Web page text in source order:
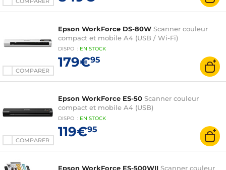
COMPARER
Epson WorkForce DS-80W Scanner couleur
compact et mobile A4 (USB / Wi-Fi)
DISPO : EN STOCK
179€95
COMPARER
Epson WorkForce ES-50 Scanner couleur
compact et mobile A4 (USB)
DISPO : EN STOCK
119€95
Epson WorkForce ES-500WII Scanner couleur